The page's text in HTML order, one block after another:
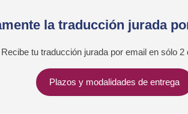
la traducción jurada
Recibe tu traducción jurada por email en sólo 2
Plazos y modalidades de entrega